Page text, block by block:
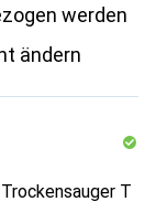
werden
ändern
Trockensauger T